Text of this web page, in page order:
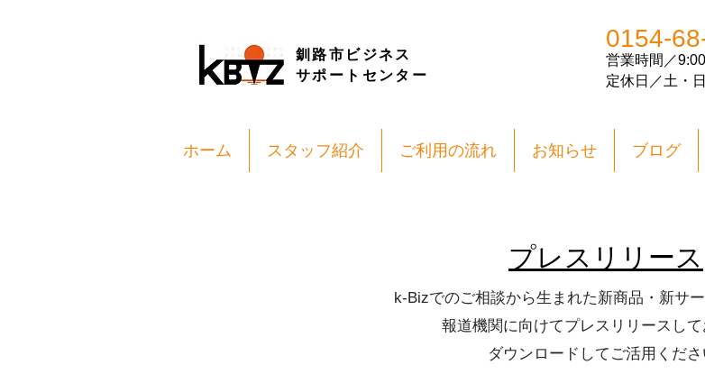
釧路市ビジネス
サポートセンター
0154-
営業時間／
定休日／土・
ホーム スタッフ紹介 ご利用の流れ お知らせ ブログ
​プレスリリース
k-Bizでのご相談から生まれた新商品・新サー
報道機関に向けてプレスリリースして
ダウンロードしてご活用くださ